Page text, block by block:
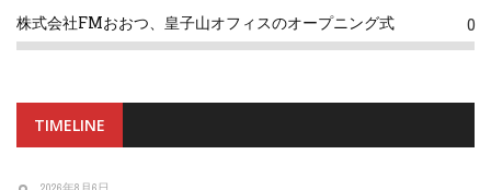
株式会社FMおおつ、皇子山オフィスのオープニング式 0
TIMELINE